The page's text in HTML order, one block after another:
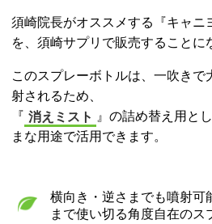
須崎院長がオススメする『キャニ
を、須崎サプリで販売することに
このスプレーボトルは、一吹き
射されるため、
『 消えミスト 』の詰め替え用と
まな用途で活用できます。
横向き・逆さまでも噴射可
まで使い切る角度自在のス